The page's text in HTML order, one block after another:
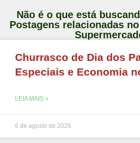
Não é o que está
Postagens relacionadas
Churrasco de Dia dos
Especiais e Economia
LEIA MAIS »
6 de agosto de 2026